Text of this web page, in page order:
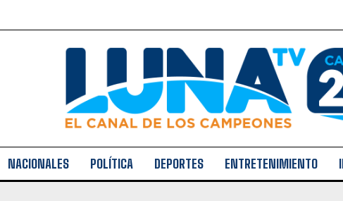
NACIONALES POLÍTICA DEPORTES ENTRETENIMIENTO